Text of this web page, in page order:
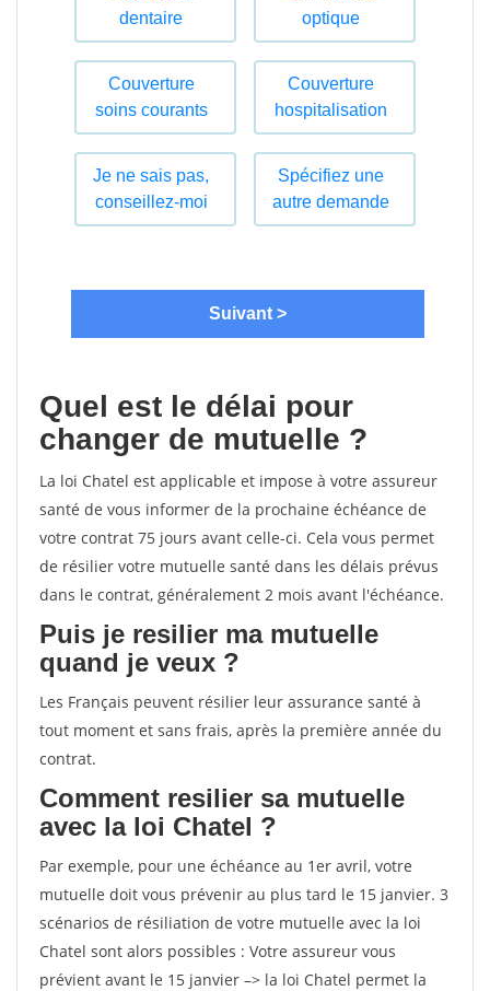
Quel est le délai pour
changer de mutuelle ?
La loi Chatel est applicable et impose à votre assureur
santé de vous informer de la prochaine échéance de
votre contrat 75 jours avant celle-ci. Cela vous permet
de résilier votre mutuelle santé dans les délais prévus
dans le contrat, généralement 2 mois avant l'échéance.
Puis je resilier ma mutuelle
quand je veux ?
Les Français peuvent résilier leur assurance santé à
tout moment et sans frais, après la première année du
contrat.
Comment resilier sa mutuelle
avec la loi Chatel ?
Par exemple, pour une échéance au 1er avril, votre
mutuelle doit vous prévenir au plus tard le 15 janvier. 3
scénarios de résiliation de votre mutuelle avec la loi
Chatel sont alors possibles : Votre assureur vous
prévient avant le 15 janvier –> la loi Chatel permet la